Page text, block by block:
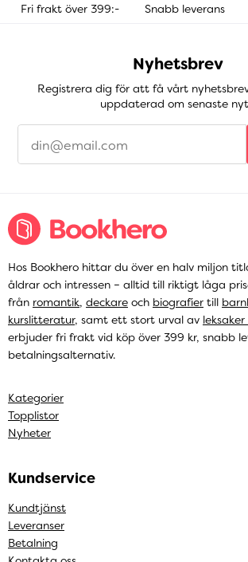
Fri frakt över 399:- Snabb leverans
Nyhetsbrev
Registrera dig för att få vårt
uppdaterad om senaste
Hos Bookhero hittar du över en halv miljon
åldrar och intressen – alltid till riktigt låga
från romantik, deckare och biografier till
kurslitteratur, samt ett stort urval av
erbjuder fri frakt vid köp över 399 kr, snabb
betalningsalternativ.
Kategorier
Topplistor
Nyheter
Kundservice
Kundtjänst
Leveranser
Betalning